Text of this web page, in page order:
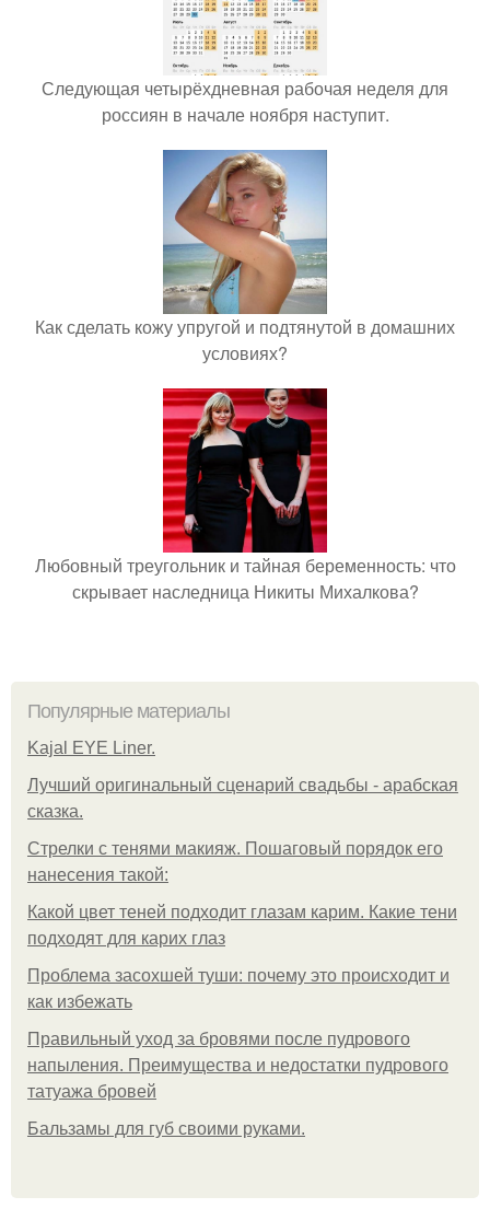
Следующая четырёхдневная рабочая неделя для
россиян в начале ноября наступит.
Как сделать кожу упругой и подтянутой в домашних
условиях?
Любовный треугольник и тайная беременность: что
скрывает наследница Никиты Михалкова?
Популярные материалы
Kajal EYE Liner.
Лучший оригинальный сценарий свадьбы - арабская
сказка.
Стрелки с тенями макияж. Пошаговый порядок его
нанесения такой:
Какой цвет теней подходит глазам карим. Какие тени
подходят для карих глаз
Проблема засохшей туши: почему это происходит и
как избежать
Правильный уход за бровями после пудрового
напыления. Преимущества и недостатки пудрового
татуажа бровей
Бальзамы для губ своими руками.